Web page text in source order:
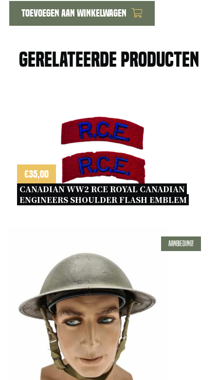
ministry
1942
Toevoegen aan winkelwagen
Gerelateerde producten
€35,00
CANADIAN WW2 RCE ROYAL CANADIAN
ENGINEERS SHOULDER FLASH EMBLEM
Aanbieding!